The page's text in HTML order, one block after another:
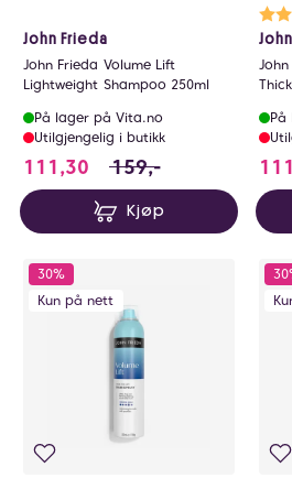
John Frieda
John Frieda Volume Lift
Lightweight Shampoo 250ml
På lager på Vita.no
Utilgjengelig i butikk
111,30 111.3 i stedet for 159
159,-
Kjøp
30%
Kun på nett